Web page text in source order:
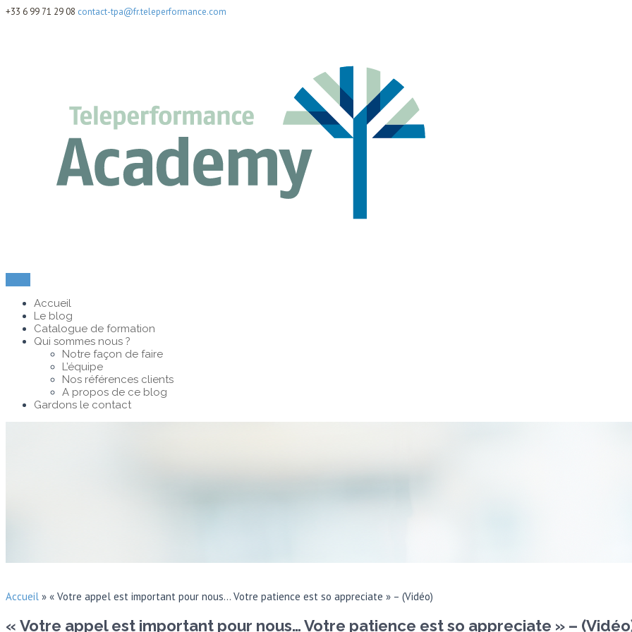
+33 6 99 71 29 08 contact-tpa@fr.teleperformance.com
Accueil
Le blog
Catalogue de formation
Qui sommes nous ?
Notre façon de faire
L’équipe
Nos références clients
A propos de ce blog
Gardons le contact
Accueil » « Votre appel est important pour nous… Votre patience est so appreciate » – (Vidéo)
« Votre appel est important pour nous… Votre patience est so appreciate » –